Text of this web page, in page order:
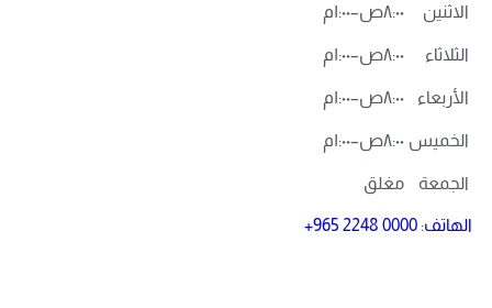
الاثنين ٨:٠٠ص–١:٠٠م
الثلاثاء ٨:٠٠ص–١:٠٠م
الأربعاء ٨:٠٠ص–١:٠٠م
الخميس ٨:٠٠ص–١:٠٠م
الجمعة مغلق
الهاتف:
+965 2248 0000